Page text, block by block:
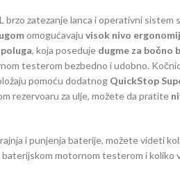
zatezanje lanca i operativni sistem
omogućavaju visok nivo
, koja poseduje dugme za bočno
testerom bezbedno i udobno.
pomoću dodatnog QuickStop
rezervoaru za ulje, možete da pratite
i punjenja baterije, možete videti
baterijskom motornom testerom i koliko